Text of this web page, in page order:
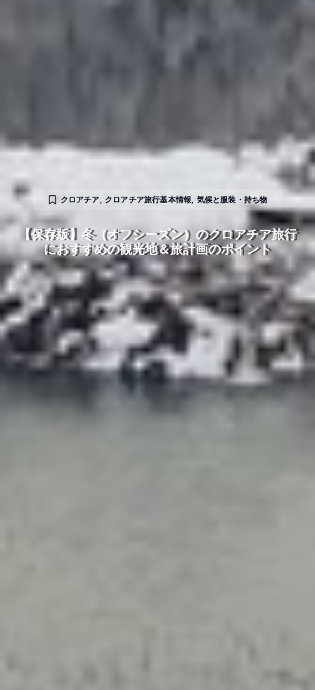
クロアチア, クロアチア旅行基本情報, 気候と服装・持ち物
【保存版】冬（オフシーズン）のクロアチア旅行
におすすめの観光地＆旅計画のポイント